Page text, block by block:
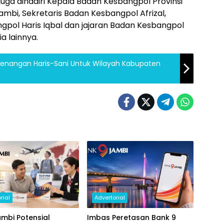
Sekretaris Badan Kesbangpol Afrizal,
Haris Iqbal dan jajaran Badan Kesbangpol
lainnya.
Haris-Sani Untuk Wilayah Kabupaten
Potensial
Advertorial
Imbas Peretasan Bank 9